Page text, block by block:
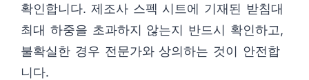
확인합니다. 제조사 스펙 시트에 기재된 받침대
최대 하중을 초과하지 않는지 반드시 확인하고,
불확실한 경우 전문가와 상의하는 것이 안전합
니다.